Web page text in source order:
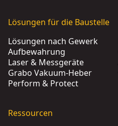
Lösungen für die Baustelle
Lösungen nach Gewerk
Aufbewahrung
Laser & Messgeräte
Grabo Vakuum-Heber
Perform & Protect
Ressourcen